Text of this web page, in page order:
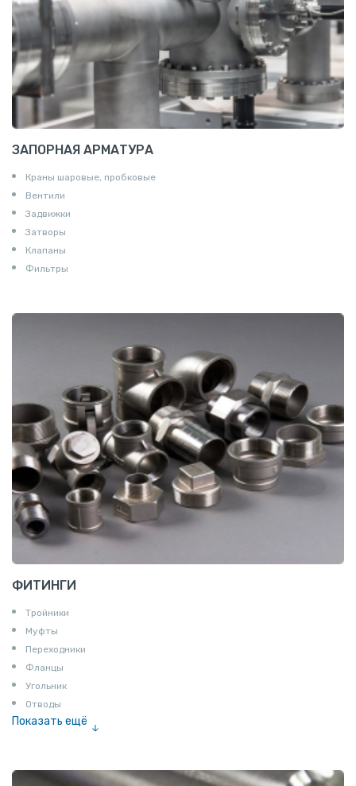
ЗАПОРНАЯ АРМАТУРА
Краны шаровые, пробковые
Вентили
Задвижки
Затворы
Клапаны
Фильтры
ФИТИНГИ
Тройники
Муфты
Переходники
Фланцы
Угольник
Отводы
Показать ещё
Соединение «американка»